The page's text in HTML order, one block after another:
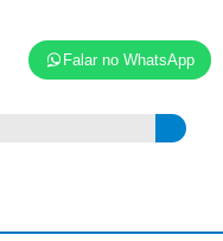
Falar no WhatsApp